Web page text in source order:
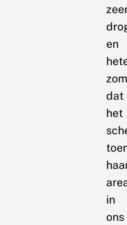
en
dat
het
in
ons